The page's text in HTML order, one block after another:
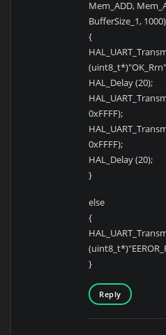
Mem_ADD,
BufferSize_1,
{
HAL_Delay (20);
0xFFFF);
0xFFFF);
HAL_Delay (20);
}
else
{
}
Reply